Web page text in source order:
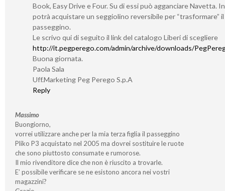
Book, Easy Drive e Four. Su di essi può agganciare Navetta.
potrà acquistare un seggiolino reversibile per “trasformare”
passeggino.
Le scrivo qui di seguito il link del catalogo Liberi di scegliere
http://it.pegperego.com/admin/archive/downloads/
Buona giornata.
Paola Sala
Uff.Marketing Peg Perego S.p.A
Reply
Massimo
Buongiorno,
vorrei utilizzare anche per la mia terza figlia il passeggino
Pliko P3 acquistato nel 2005 ma dovrei sostituire le ruote
che sono piuttosto consumate e rumorose.
Il mio rivenditore dice che non è riuscito a trovarle.
E’ possibile verificare se ne esistono ancora nei vostri
magazzini?